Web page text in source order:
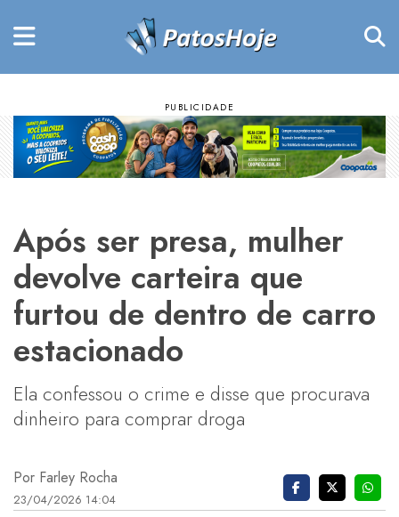
Após ser presa, mulher
devolve carteira que
furtou de dentro de carro
estacionado
Ela confessou o crime e disse que procurava
dinheiro para comprar droga
Por Farley Rocha
23/04/2026 14:04